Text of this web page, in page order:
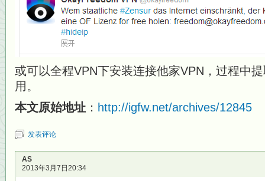
或可以全程VPN下安装连接他家VPN，过程中
用。
本文原始地址 ： http://igfw.net/archives/12845
发表评论
AS
2013年3月7日20:34